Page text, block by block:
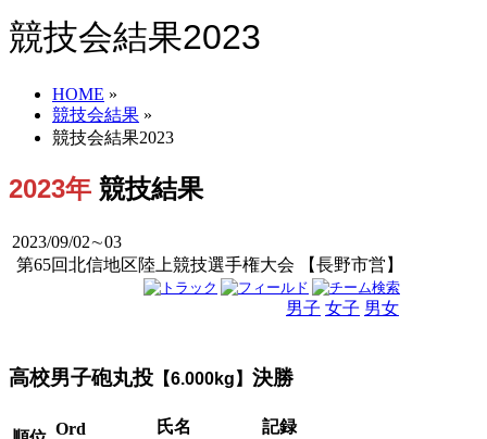
競技会結果2023
HOME »
競技会結果 »
競技会結果2023
2023年 競技結果
2023/09/02∼03
第65回北信地区陸上競技選手権大会 【長野市営】
男子 女子 男女
高校男子砲丸投 【6.000kg】 決勝
Ord
氏名 記録